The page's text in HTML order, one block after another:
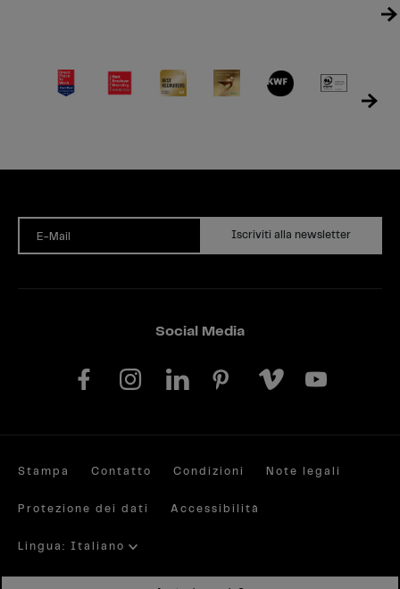
E-Mail Iscriviti alla newsletter
Social Media
Stampa Contatto Condizioni Note legali
Protezione dei dati Accessibilità
Lingua: Italiano